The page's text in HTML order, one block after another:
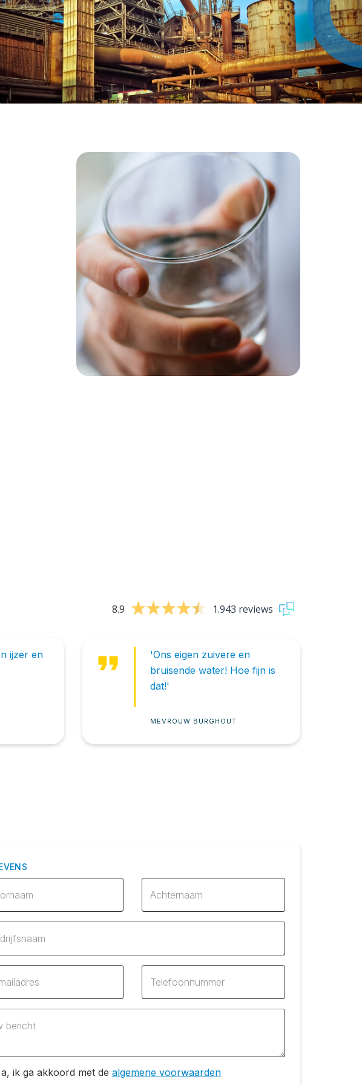
8.9 1.943 reviews
ijzer en
format_quote
'Ons eigen zuivere en
bruisende water! Hoe fijn is
dat!'
MEVROUW BURGHOUT
Achternaam
Telefoonnummer
bericht
ik ga akkoord met de algemene voorwaarden